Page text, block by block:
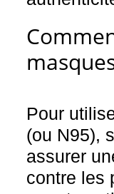
Pour
(ou N95),
assurer
contre les